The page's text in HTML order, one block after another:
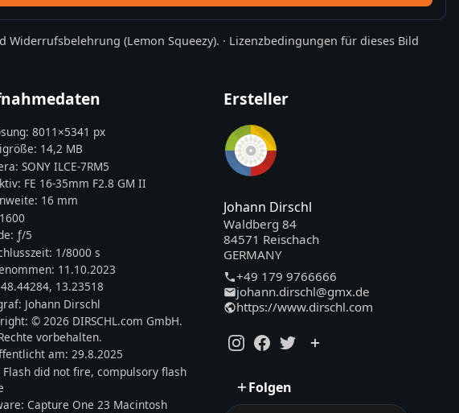
Widerrufsbelehrung (Lemon Squeezy). · Lizenzbedingungen für dieses Bild
8011 ×5341 px
14,2 MB
SONY ILCE-7RM5
FE 16-35mm F2.8 GM II
16 mm
1600
ƒ/5
1/8000 s
11.10.2023
48.44284, 13.23518
Johann Dirschl
© 2026 DIRSCHL.com GmbH.
vorbehalten.
am:29.8.2025
Flash did not fire, compulsory flash
Capture One 23 Macintosh
Ersteller
Johann Dirschl
Waldberg 84
84571 Reischach
GERMANY
+49 179 9766666
johann.dirschl@gmx.de
https://www.dirschl.com
Folgen